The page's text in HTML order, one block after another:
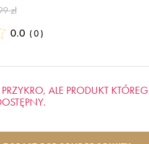
zł
0.0 (0)
ALE PRODUKT